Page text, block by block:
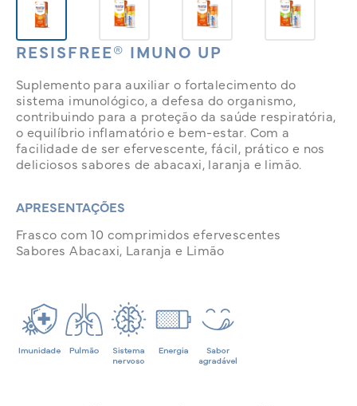
RESISFREE® IMUNO UP
Suplemento para auxiliar o fortalecimento do
sistema imunológico, a defesa do organismo,
contribuindo para a proteção da saúde respiratória,
o equilíbrio inflamatório e bem-estar. Com a
facilidade de ser efervescente, fácil, prático e nos
deliciosos sabores de abacaxi, laranja e limão.
APRESENTAÇÕES
Frasco com 10 comprimidos efervescentes
Sabores Abacaxi, Laranja e Limão